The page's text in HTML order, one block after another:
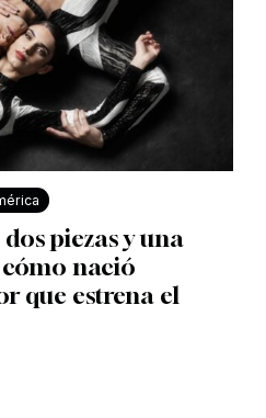
piezas y una
nació
que estrena el